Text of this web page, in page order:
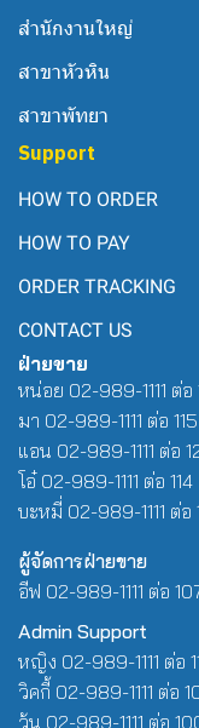
สำนักงานใหญ่
สาขาหัวหิน
สาขาพัทยา
Support
HOW TO ORDER
HOW TO PAY
ORDER TRACKING
CONTACT US
ฝ่ายขาย
หน่อย 02-989-1111 ต่อ
มา 02-989-1111 ต่อ 115
แอน 02-989-1111 ต่อ
โอ๋ 02-989-1111 ต่อ 114
บะหมี่ 02-989-1111 ต่อ
ผู้จัดการฝ่ายขาย
อีฟ 02-989-1111 ต่อ
Admin Support
หญิง 02-989-1111 ต่อ
วิคกี้ 02-989-1111 ต่อ
วุ้น 02-989-1111 ต่อ